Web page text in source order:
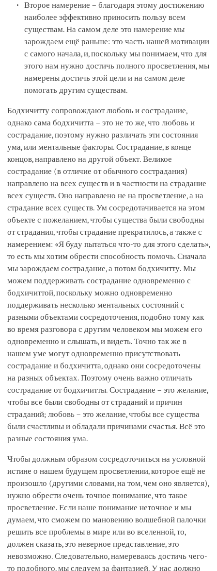
Второе намерение – благодаря этому достижению
наиболее эффективно приносить пользу всем
существам. На самом деле это намерение мы
зарождаем ещё раньше: это часть нашей мотивации
с самого начала, и, поскольку мы понимаем, что для
этого нам нужно достичь полного просветления, мы
намерены достичь этой цели и на самом деле
помогать другим существам.
Бодхичитту сопровождают любовь и сострадание,
однако сама бодхичитта – это не то же, что любовь и
сострадание, поэтому нужно различать эти состояния
ума, или ментальные факторы. Сострадание, в конце
концов, направлено на другой объект. Великое
сострадание (в отличие от обычного сострадания)
направлено на всех существ и в частности на страдание
всех существ. Оно направлено не на просветление, а на
страдание всех существ. Ум сосредотачивается на этом
объекте с пожеланием, чтобы существа были свободны
от страдания, чтобы страдание прекратилось, а также с
намерением: «Я буду пытаться что-то для этого сделать»,
то есть мы хотим обрести способность помочь. Сначала
мы зарождаем сострадание, а потом бодхичитту. Мы
можем поддерживать сострадание одновременно с
бодхичиттой, поскольку можно одновременно
поддерживать несколько ментальных состояний с
разными объектами сосредоточения, подобно тому как
во время разговора с другим человеком мы можем его
одновременно и слышать, и видеть. Точно так же в
нашем уме могут одновременно присутствовать
сострадание и бодхичитта, однако они сосредоточены
на разных объектах. Поэтому очень важно отличать
сострадание от бодхичитты. Сострадание – это желание,
чтобы все были свободны от страданий и причин
страданий; любовь – это желание, чтобы все существа
были счастливы и обладали причинами счастья. Всё это
разные состояния ума.
Чтобы должным образом сосредоточиться на условной
истине о нашем будущем просветлении, которое ещё не
произошло (другими словами, на том, чем оно является),
нужно обрести очень точное понимание, что такое
просветление. Если наше понимание неточное и мы
думаем, что сможем по мановению волшебной палочки
решить все проблемы в мире или во вселенной, то,
должен сказать, это неверное представление, это
невозможно. Следовательно, намереваясь достичь чего-
то подобного, мы следуем за фантазией. У нас должно